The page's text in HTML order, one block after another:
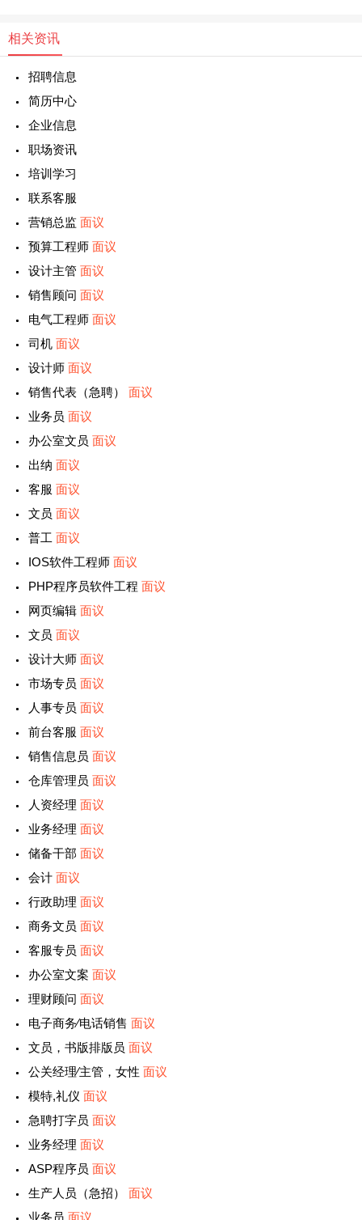
相关资讯
招聘信息
简历中心
企业信息
职场资讯
培训学习
联系客服
营销总监 面议
预算工程师 面议
设计主管 面议
销售顾问 面议
电气工程师 面议
司机 面议
设计师 面议
销售代表（急聘） 面议
业务员 面议
办公室文员 面议
出纳 面议
客服 面议
文员 面议
普工 面议
IOS软件工程师 面议
PHP程序员软件工程 面议
网页编辑 面议
文员 面议
设计大师 面议
市场专员 面议
人事专员 面议
前台客服 面议
销售信息员 面议
仓库管理员 面议
人资经理 面议
业务经理 面议
储备干部 面议
会计 面议
行政助理 面议
商务文员 面议
客服专员 面议
办公室文案 面议
理财顾问 面议
电子商务∕电话销售 面议
文员，书版排版员 面议
公关经理∕主管，女性 面议
模特,礼仪 面议
急聘打字员 面议
业务经理 面议
ASP程序员 面议
生产人员（急招） 面议
业务员 面议